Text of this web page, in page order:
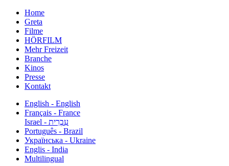
Home
Greta
Filme
HÖRFILM
Mehr Freizeit
Branche
Kinos
Presse
Kontakt
English - English
Français - France
עִבְרִית - Israel
Português - Brazil
Українська - Ukraine
Englis - India
Multilingual